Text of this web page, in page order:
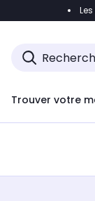
Accéder
Trouver votre